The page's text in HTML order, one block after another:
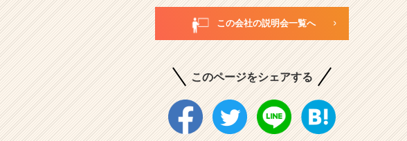
この会社の説明会一覧へ
このページをシェアする